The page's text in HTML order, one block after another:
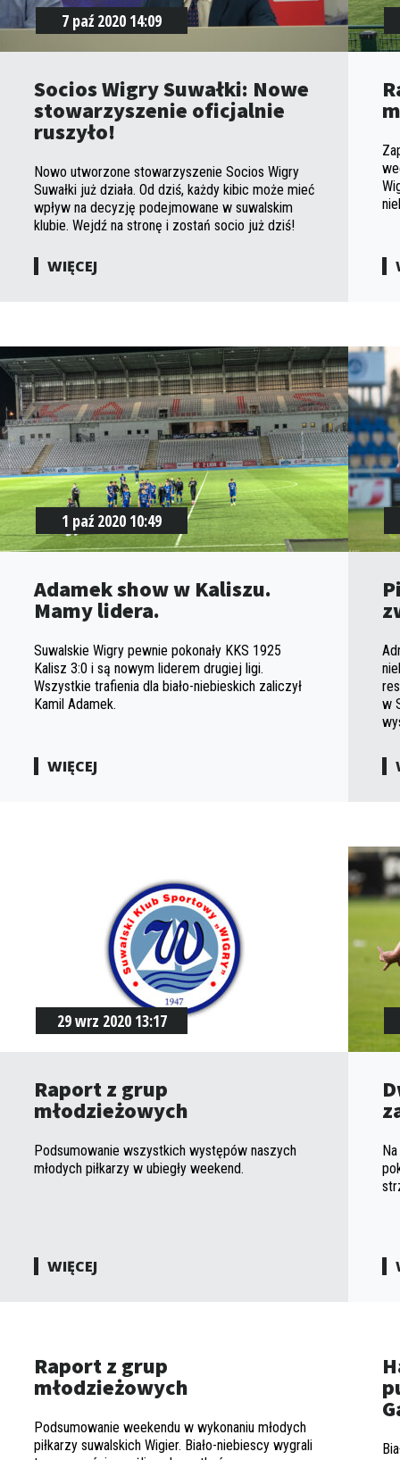
7 paź 2020 14:09
Socios Wigry Suwałki: Nowe
stowarzyszenie oficjalnie
ruszyło!
Nowo utworzone stowarzyszenie Socios Wigry
Suwałki już działa. Od dziś, każdy kibic może mieć
wpływ na decyzję podejmowane w suwalskim
klubie. Wejdź na stronę i zostań socio już dziś!
WIĘCEJ
1 paź 2020 10:49
Adamek show w Kaliszu.
Mamy lidera.
Suwalskie Wigry pewnie pokonały KKS 1925
Kalisz 3:0 i są nowym liderem drugiej ligi.
Wszystkie trafienia dla biało-niebieskich zaliczył
Kamil Adamek.
WIĘCEJ
w
29 wrz 2020 13:17
Raport z grup
młodzieżowych
Podsumowanie wszystkich występów naszych
młodych piłkarzy w ubiegły weekend.
WIĘCEJ
Raport z grup
młodzieżowych
Podsumowanie weekendu w wykonaniu młodych
piłkarzy suwalskich Wigier. Biało-niebiescy wygrali